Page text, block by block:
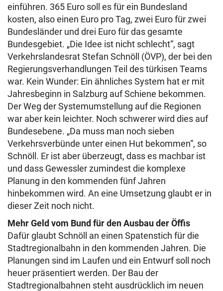
einführen. 365 Euro soll es für ein Bundesland
kosten, also einen Euro pro Tag, zwei Euro für zwei
Bundesländer und drei Euro für das gesamte
Bundesgebiet. „Die Idee ist nicht schlecht“, sagt
Verkehrslandesrat Stefan Schnöll (ÖVP), der bei den
Regierungsverhandlungen Teil des türkisen Teams
war. Kein Wunder: Ein ähnliches System hat er mit
Jahresbeginn in Salzburg auf Schiene bekommen.
Der Weg der Systemumstellung auf die Regionen
war aber kein leichter. Noch schwerer wird dies auf
Bundesebene. „Da muss man noch sieben
Verkehrsverbünde unter einen Hut bekommen“, so
Schnöll. Er ist aber überzeugt, dass es machbar ist
und dass Gewessler zumindest die komplexe
Planung in den kommenden fünf Jahren
hinbekommen wird. An eine Umsetzung glaubt er in
dieser Zeit noch nicht.
Mehr Geld vom Bund für den Ausbau der Öffis
Dafür glaubt Schnöll an einen Spatenstich für die
Stadtregionalbahn in den kommenden Jahren. Die
Planungen sind im Laufen und ein Entwurf soll noch
heuer präsentiert werden. Der Bau der
Stadtregionalbahnen steht ausdrücklich im neuen